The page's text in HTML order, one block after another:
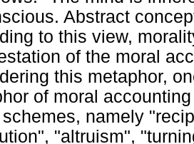
Abstract
to this view,
of the moral
this metaphor,
of moral
namely
"altruism",